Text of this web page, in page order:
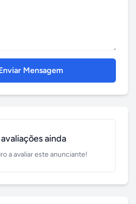
Mensagem
ainda
a avaliar este anunciante!